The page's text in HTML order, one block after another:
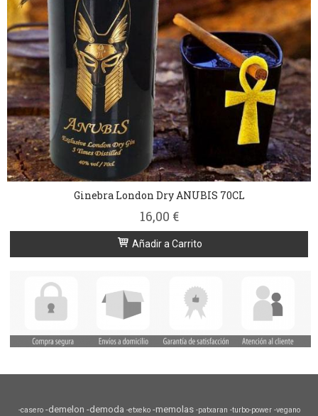
Ginebra London Dry ANUBIS 70CL
16,00 €
Añadir a Carrito
-casero -demelon -demoda -etxeko -memolas -patxaran -turbo-power -vegano